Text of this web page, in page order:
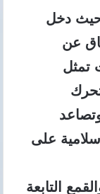
حيث دخل
النطاق عن
باتت تمثل
على
التابعة